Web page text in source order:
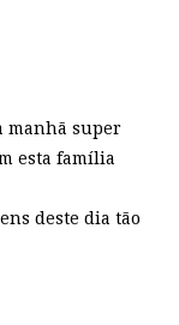
manhã super
esta família
deste dia tão